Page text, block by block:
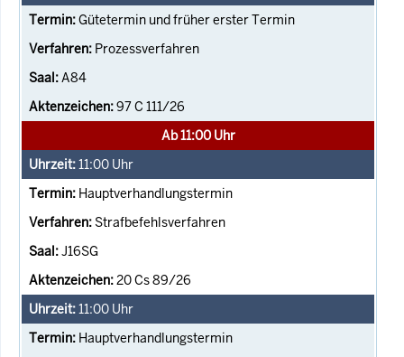
Gütetermin und früher erster Termin
Prozessverfahren
A84
97 C 111/26
Ab 11:00 Uhr
11:00 Uhr
Hauptverhandlungstermin
Strafbefehlsverfahren
J16SG
20 Cs 89/26
11:00 Uhr
Hauptverhandlungstermin